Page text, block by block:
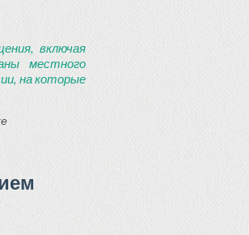
включая
местного
на которые